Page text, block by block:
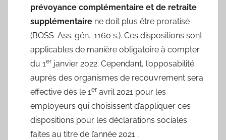
prévoyance complémentaire et de retraite
supplémentaire ne doit plus être proratisé
(BOSS-Ass. gén.-1160 s.). Ces dispositions sont
applicables de manière obligatoire à compter
du 1er janvier 2022. Cependant, l’opposabilité
auprès des organismes de recouvrement sera
effective dès le 1er avril 2021 pour les
employeurs qui choisissent d’appliquer ces
dispositions pour les déclarations sociales
faites au titre de l’année 2021 ;